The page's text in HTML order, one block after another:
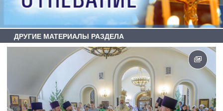
ДРУГИЕ МАТЕРИАЛЫ РАЗДЕЛА